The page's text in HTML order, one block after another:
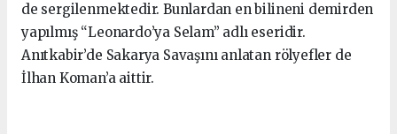
de sergilenmektedir. Bunlardan en bilineni demirden
yapılmış “Leonardo’ya Selam” adlı eseridir.
Anıtkabir’de Sakarya Savaşını anlatan rölyefler de
İlhan Koman’a aittir.